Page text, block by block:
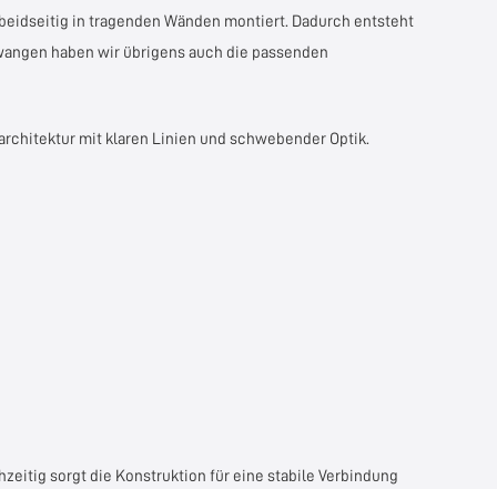
in tragenden Wänden montiert. Dadurch entsteht
haben wir übrigens auch die passenden
mit klaren Linien und schwebender Optik.
sorgt die Konstruktion für eine stabile Verbindung